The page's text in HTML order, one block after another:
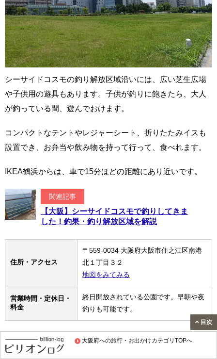
大阪府への旅行・お出かけカテゴリTOPへ
シーサイドコスモの釣り解放区域沿いには、広い芝生広場
や子供用の遊具もあります。子供が釣りに飽きたら、大人
が釣っている間、遊んでおけます。
コンパクトなテントやレジャーシート、折りたたみイスも
設置でき、お弁当や飲み物を持って行って、食べれます。
IKEA鶴浜からは、車で15分ほどの距離にあり近いです。
関連記事
【大阪】シーサイドコスモで釣りしてきま
した！釣果・釣り解放区域を解説
住所・アクセス
〒559-0034 大阪府大阪市住之江区南港
北１丁目３２
地図をみてみる
営業時間・定休日・
料金
終日開放されている公園です。早朝や夜​
釣りも可能です。
ATCあそびマーレ
目次